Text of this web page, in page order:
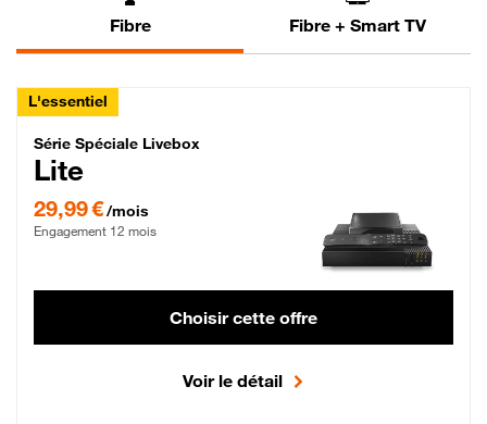
Fibre Fibre + Smart TV
L'essentiel
Série Spéciale Livebox Lite Fibre
Série Spéciale Livebox
Lite
29,99 €/mois
Engagement 12 mois
Choisir cette offre
Voir le détail